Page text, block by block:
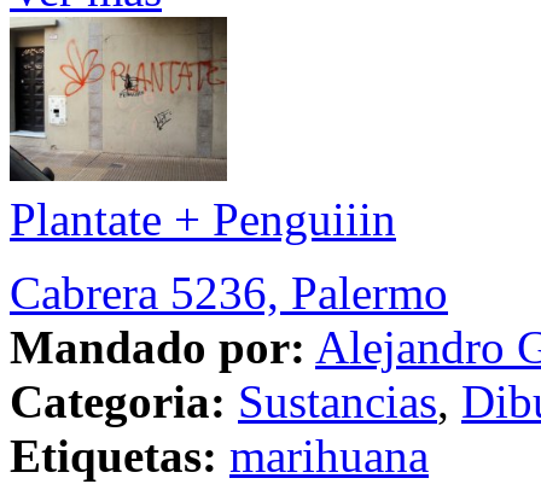
Plantate + Penguiiin
Cabrera 5236, Palermo
Mandado por: Alejandro
Categoria: Sustancias,
Etiquetas: marihuana